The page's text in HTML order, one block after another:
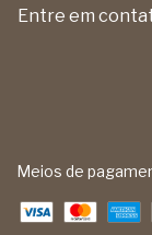
Entre em
Meios de